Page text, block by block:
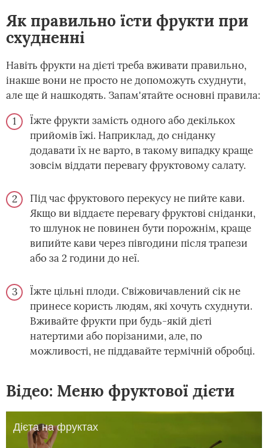
Як правильно їсти фрукти при
схудненні
Навіть фрукти на дієті треба вживати правильно,
інакше вони не просто не допоможуть схуднути,
але ще й нашкодять. Запам'ятайте основні правила:
Їжте фрукти замість одного або декількох
прийомів їжі. Наприклад, до сніданку
додавати їх не варто, в такому випадку краще
зовсім віддати перевагу фруктовому салату.
Під час фруктового перекусу не пийте кави.
Якщо ви віддаєте перевагу фруктові сніданки,
то шлунок не повинен бути порожнім, краще
випийте кави через півгодини після трапези
або за 2 години до неї.
Їжте цільні плоди. Свіжовичавлений сік не
принесе користь людям, які хочуть схуднути.
Вживайте фрукти при будь-якій дієті
натертими або порізаними, але, по
можливості, не піддавайте термічній обробці.
Відео: Меню фруктової дієти
Дієта на фруктах